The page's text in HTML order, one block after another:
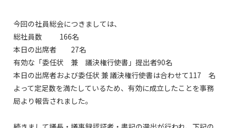
今回の社員総会につきましては、
総社員数 166名
本日の出席者 27名
有効な「委任状 兼 議決権行使書」提出者90名
本日の出席者および委任状 兼 議決権行使書は合わせて117 名
よって定足数を満たしているため、有効に成立したことを事務
局より報告されました。